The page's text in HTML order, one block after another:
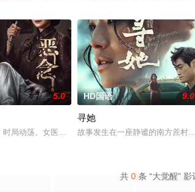
位恪守原则与传统的老派警探，正濒临崩
5.0
局动荡。女医学生映雪为寻找失踪的孪生姐姐，只
HD国语 9.0
寻她
故事发生在一座静谧的南方蔗村
共 0 条 “大觉醒” 影